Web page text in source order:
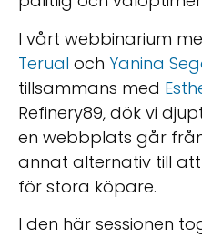
I vårt webbinarium
Terual och Yanina
tillsammans med
Refinery89, dök vi
en webbplats går
annat alternativ till
för stora köpare.
I den här sessionen